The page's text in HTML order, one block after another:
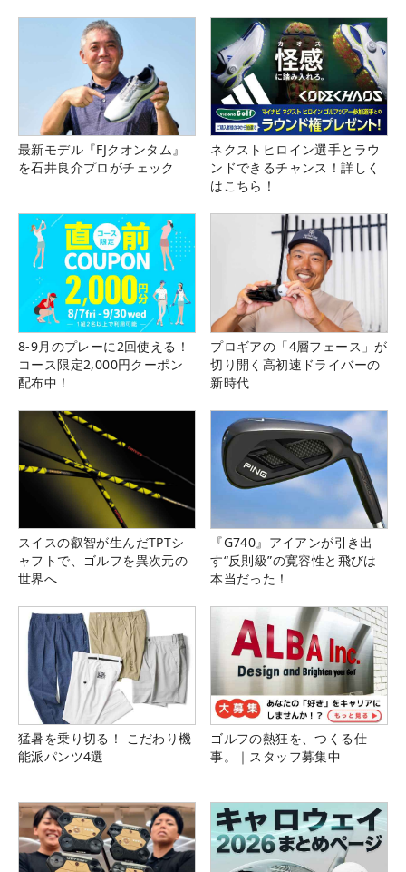
最新モデル『FJクオンタム』
を石井良介プロがチェック
ネクストヒロイン選手とラウ
ンドできるチャンス！詳しく
はこちら！
8-9月のプレーに2回使える！
コース限定2,000円クーポン
配布中！
プロギアの「4層フェース」が
切り開く高初速ドライバーの
新時代
スイスの叡智が生んだTPTシ
ャフトで、ゴルフを異次元の
世界へ
『G740』アイアンが引き出
す“反則級”の寛容性と飛びは
本当だった！
猛暑を乗り切る！ こだわり機
能派パンツ4選
ゴルフの熱狂を、つくる仕
事。｜スタッフ募集中